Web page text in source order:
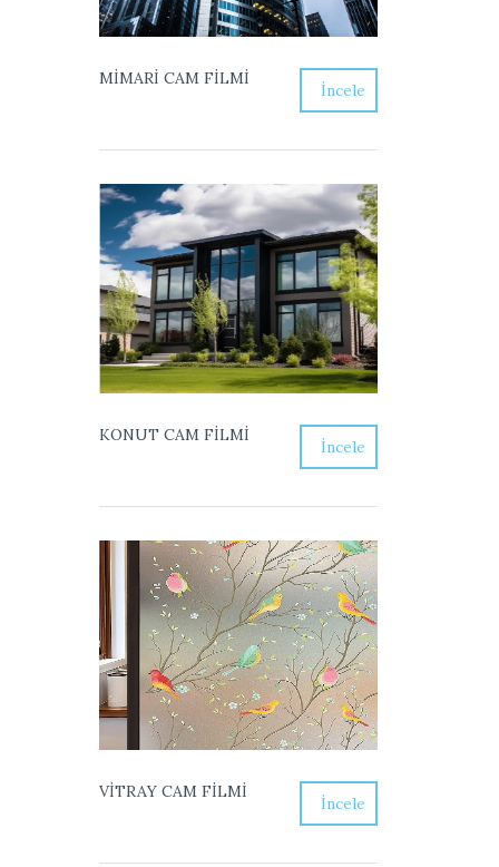
MİMARİ CAM FİLMİ
İncele
KONUT CAM FİLMİ
İncele
VİTRAY CAM FİLMİ
İncele